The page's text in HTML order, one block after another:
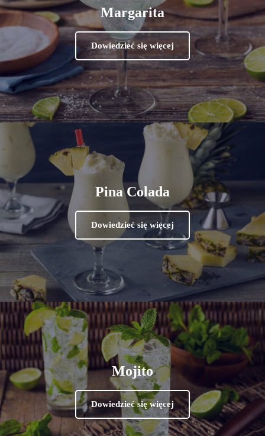
Margarita
Dowiedzieć się więcej
Pina Colada
Dowiedzieć się więcej
Mojito
Dowiedzieć się więcej